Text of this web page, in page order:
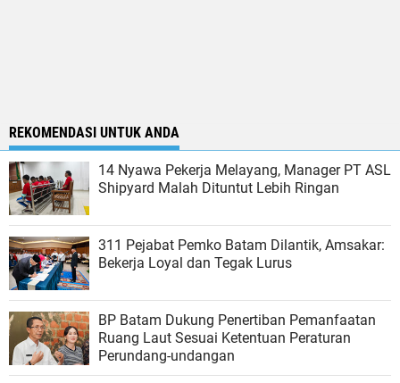
REKOMENDASI UNTUK ANDA
14 Nyawa Pekerja Melayang, Manager PT ASL
Shipyard Malah Dituntut Lebih Ringan
311 Pejabat Pemko Batam Dilantik, Amsakar:
Bekerja Loyal dan Tegak Lurus
BP Batam Dukung Penertiban Pemanfaatan
Ruang Laut Sesuai Ketentuan Peraturan
Perundang-undangan